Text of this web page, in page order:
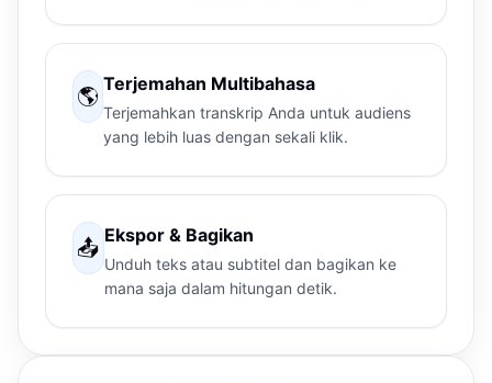
🌎 Terjemahan Multibahasa
Terjemahkan transkrip Anda untuk audiens
yang lebih luas dengan sekali klik.
📤 Ekspor & Bagikan
Unduh teks atau subtitel dan bagikan ke
mana saja dalam hitungan detik.